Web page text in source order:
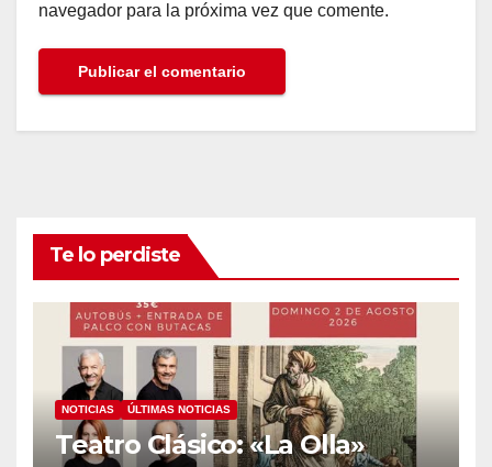
navegador para la próxima vez que comente.
Te lo perdiste
NOTICIAS ÚLTIMAS NOTICIAS
Teatro Clásico: «La Olla»